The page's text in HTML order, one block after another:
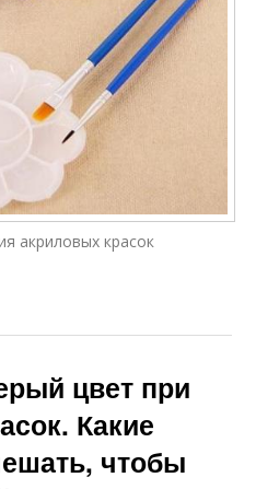
акриловых красок
цвет при
Какие
чтобы